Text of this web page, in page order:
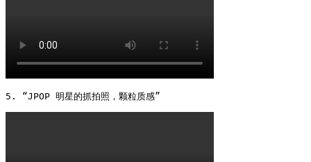
5. “JPOP 明星的抓拍照，颗粒质感”